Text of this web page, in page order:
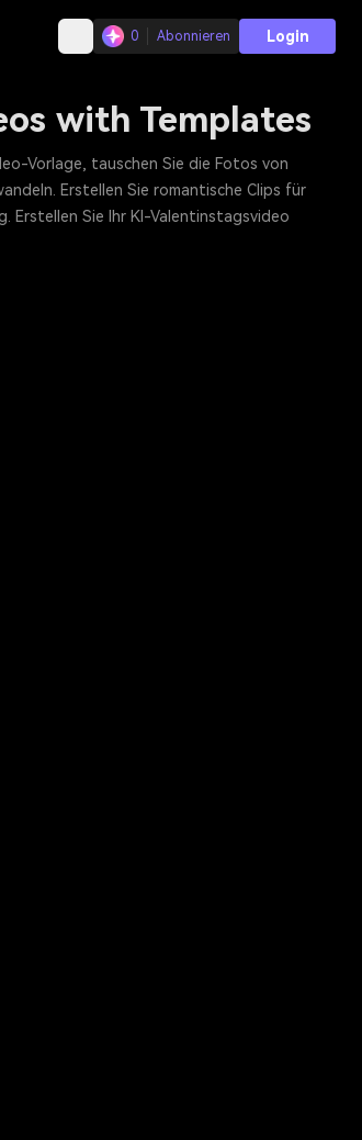
0 Abonnieren Login
with Templates
Vorlage, tauschen Sie die Fotos von
Erstellen Sie romantische Clips für
Erstellen Sie Ihr KI-Valentinstagsvideo